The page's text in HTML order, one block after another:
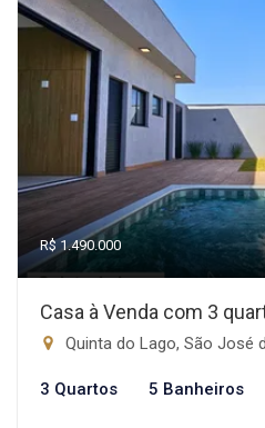
R$ 1.490.000
Casa à Venda com 3
Quinta do Lago, São José
3 Quartos 5 Banheiros